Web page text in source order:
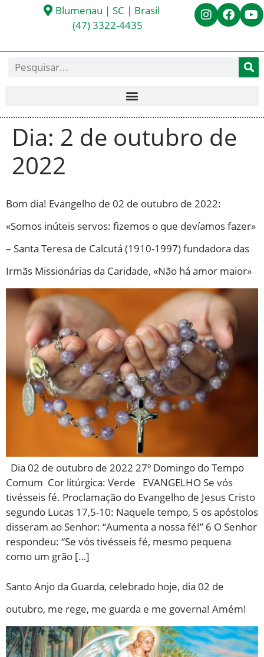
Blumenau | SC | Brasil
(47) 3322-4435
Dia: 2 de outubro de
2022
Bom dia! Evangelho de 02 de outubro de 2022:
«Somos inúteis servos: fizemos o que devíamos fazer»
– Santa Teresa de Calcutá (1910-1997) fundadora das
Irmãs Missionárias da Caridade, «Não há amor maior»
Dia 02 de outubro de 2022 27º Domingo do Tempo
Comum Cor litúrgica: Verde EVANGELHO Se vós
tivésseis fé. Proclamação do Evangelho de Jesus Cristo
segundo Lucas 17,5-10: Naquele tempo, 5 os apóstolos
disseram ao Senhor: “Aumenta a nossa fé!” 6 O Senhor
respondeu: “Se vós tivésseis fé, mesmo pequena
como um grão […]
Santo Anjo da Guarda, celebrado hoje, dia 02 de
outubro, me rege, me guarda e me governa! Amém!